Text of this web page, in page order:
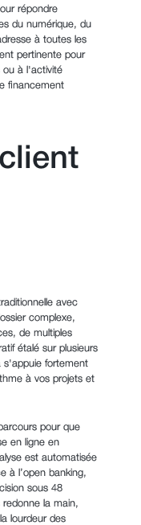
répondre
du numérique, du
à toutes les
pertinente pour
ou à l'activité
financement
avec
complexe,
de multiples
étalé sur plusieurs
s'appuie fortement
à vos projets et
pour que
en ligne en
est automatisée
à l’open banking,
sous 48
la main,
lourdeur des